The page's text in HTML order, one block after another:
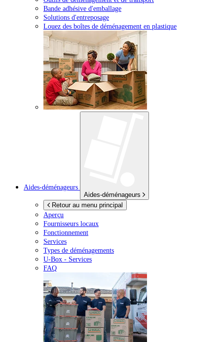
Bande adhésive d'emballage
Solutions d'entreposage
Louez des boîtes de déménagement en plastique
Aides-déménageurs
Aides-déménageurs
Retour au menu principal
Aperçu
Fournisseurs locaux
Fonctionnement
Services
Types de déménagements
U-Box - Services
FAQ